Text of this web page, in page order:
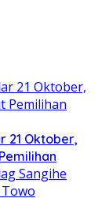
21 Oktober,